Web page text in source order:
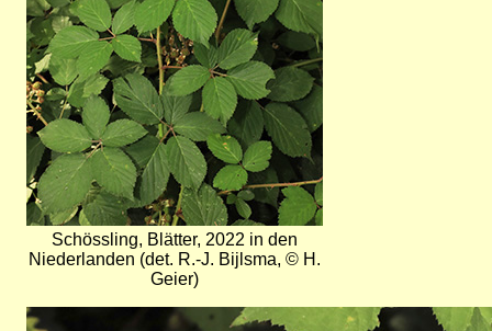
Schössling, Blätter, 2022 in den
Niederlanden (det. R.-J. Bijlsma, © H.
Geier)
Bild